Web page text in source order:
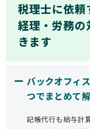
税理士に依頼
経理・労務
きます
ー バックオフィ
つでまとめて
記帳代行も給与計